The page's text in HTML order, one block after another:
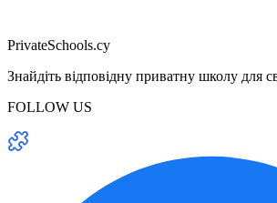
PrivateSchools.cy
Знайдіть відповідну приватну школу для
FOLLOW US